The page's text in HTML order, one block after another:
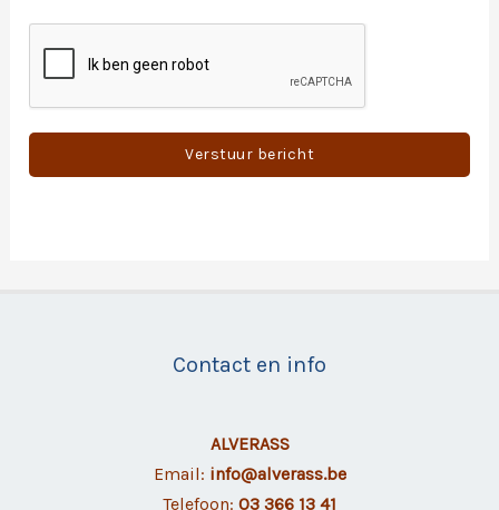
Verstuur bericht
Contact en info
ALVERASS
Email: info@alverass.be
Telefoon: 03 366 13 41